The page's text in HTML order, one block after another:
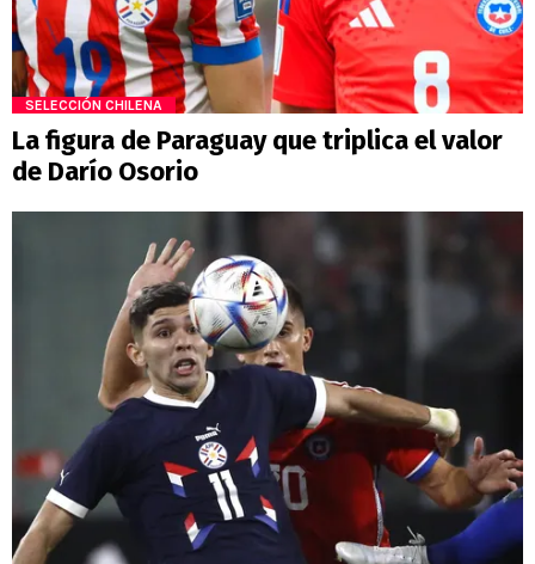
SELECCIÓN CHILENA
La figura de Paraguay que triplica el valor
de Darío Osorio